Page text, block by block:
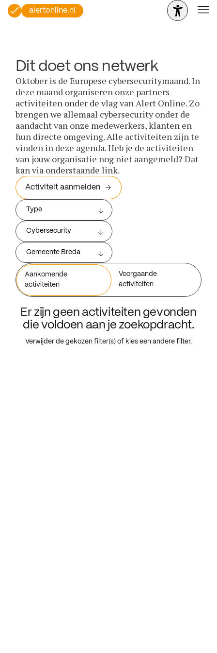
alertonline.nl
Dit doet ons netwerk
Oktober is de Europese cybersecuritymaand. In
deze maand organiseren onze partners
activiteiten onder de vlag van Alert Online. Zo
brengen we allemaal cybersecurity onder de
aandacht van onze medewerkers, klanten en
hun directe omgeving. Alle activiteiten zijn te
vinden in deze agenda. Heb je de activiteiten
van jouw organisatie nog niet aangemeld? Dat
kan via onderstaande link.
Activiteit aanmelden
Type
Cybersecurity
Gemeente Breda
Aankomende
activiteiten
Voorgaande
activiteiten
Er zijn geen activiteiten gevonden
die voldoen aan je zoekopdracht.
Verwijder de gekozen filter(s) of kies een andere filter.